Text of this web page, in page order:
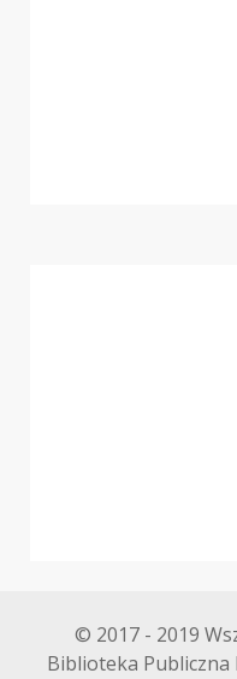
© 2017 - 2019
Biblioteka Publiczna